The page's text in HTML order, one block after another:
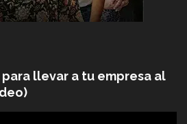
llevar a tu empresa al